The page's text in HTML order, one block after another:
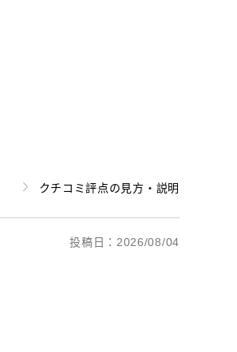
クチコミ評点の見方・説明
投稿日：2026/08/04